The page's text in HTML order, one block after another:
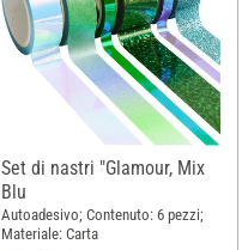
Set di nastri "Glamour, Mix
Blu
Autoadesivo; Contenuto: 6 pezzi;
Materiale: Carta